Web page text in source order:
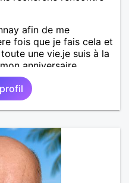
afin de me
fois que je fais cela et
une vie.je suis à la
anniversaire
qui partage les
un être humain